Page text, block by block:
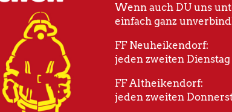
Wenn auch DU uns
einfach ganz
FF Neuheikendorf:
jeden zweiten Dienstag
FF Altheikendorf:
jeden zweiten